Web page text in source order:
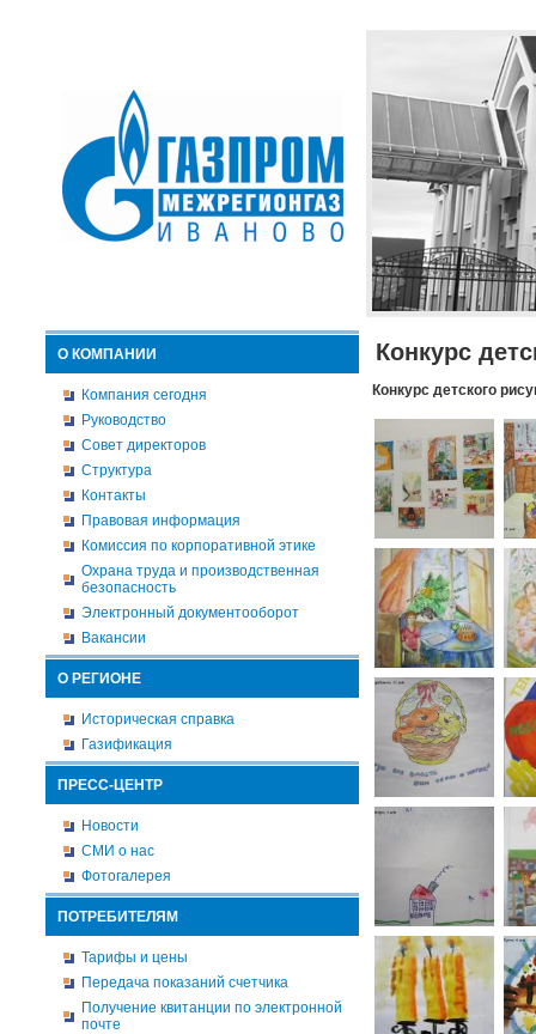
О КОМПАНИИ
Компания сегодня
Руководство
Совет директоров
Структура
Контакты
Правовая информация
Комиссия по корпоративной этике
Охрана труда и производственная
безопасность
Электронный документооборот
Вакансии
О РЕГИОНЕ
Историческая справка
Газификация
ПРЕСС-ЦЕНТР
Новости
СМИ о нас
Фотогалерея
ПОТРЕБИТЕЛЯМ
Тарифы и цены
Передача показаний счетчика
Получение квитанции по электронной
почте
Конкурс
Конкурс детского